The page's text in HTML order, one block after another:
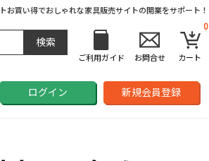
お買い得でおしゃれな家具販売サイトの開業をサポート！
ご利用ガイド お問合せ
0
カート
ログイン 新規会員登録